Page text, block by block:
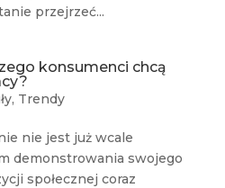
przejrzeć...
konsumenci chcą
, Trendy
nie jest już wcale
demonstrowania swojego
społecznej coraz